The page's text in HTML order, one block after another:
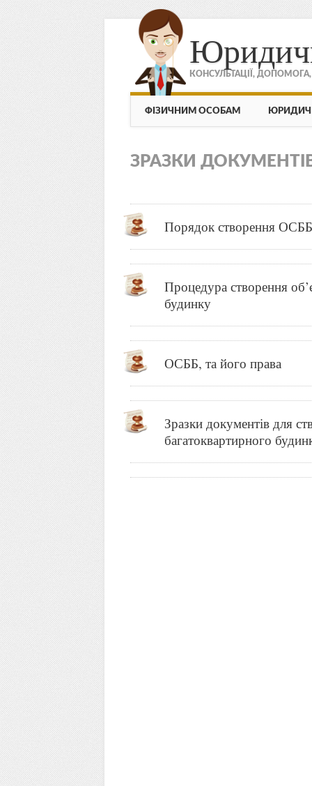
КОНСУЛЬТАЦІЇ,
МЕНЮ
Skip to content
ФІЗИЧНИМ ОСОБАМ
ЗРАЗКИ
Порядок створення
Процедура створення
будинку
ОСББ, та його права
Зразки документів для
багатоквартирного